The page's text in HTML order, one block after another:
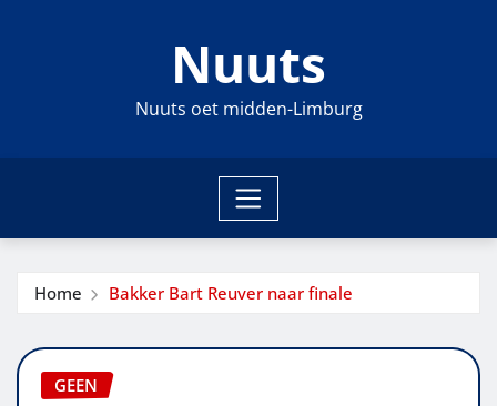
Nuuts
Nuuts oet midden-Limburg
Home Bakker Bart Reuver naar finale
GEEN